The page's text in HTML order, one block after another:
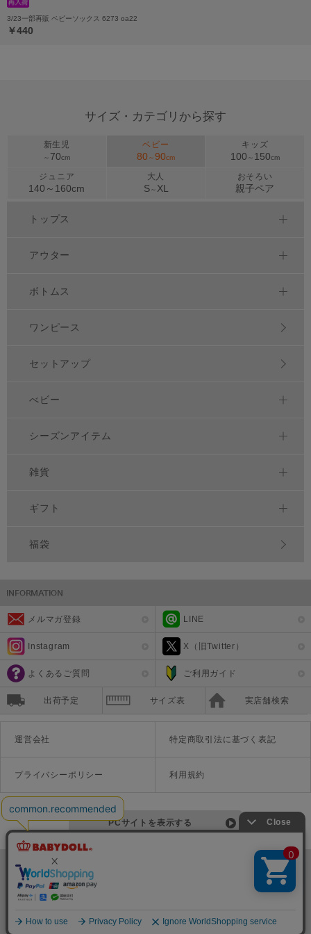
3/23一部再販 ベビーソックス 6273 oa22
￥440
サイズ・カテゴリから探す
新生児
～ 70cm
ベビー
80 ～90cm
キッズ
100 ～ 150cm
ジュニア
140～ 160cm
大人
S～ XL
おそろい
親子ペア
トップス
アウター
ボトムス
ワンピース
セットアップ
べビー
シーズンアイテム
雑貨
ギフト
福袋
メルマガ登録 LINE
Instagram X（旧Twitter）
よくあるご質問 ご利用ガイド
出荷予定 サイズ表 実店舗検索
運営会社 特定商取引法に基づく表記
プライバシーポリシー 利用規約
PCサイトを表示する
©Disney ©Disney/Pixar ©Disney. Based on the "Winnie the Pooh" works by A.A. Milne and E.H. Shepard.